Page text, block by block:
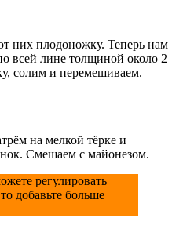
них плодоножку. Теперь нам
всей лине толщиной около 2
солим и перемешиваем.
на мелкой тёрке и
Смешаем с майонезом.
регулировать
добавьте больше